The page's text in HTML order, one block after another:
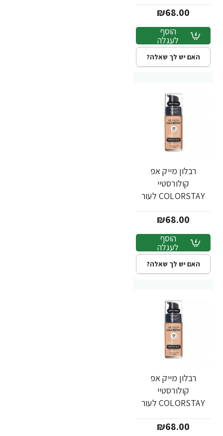
מבית REVLON
₪68.00
הוסף
לעגלה
האם יש לך שאלה?
רבלון מייק אפ
קולורסטיי
COLORSTAY לעור
מבית REVLON
₪68.00
הוסף
לעגלה
האם יש לך שאלה?
רבלון מייק אפ
קולורסטיי
COLORSTAY לעור
מבית REVLON
₪68.00